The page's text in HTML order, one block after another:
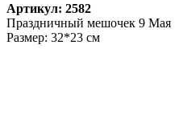
Артикул: 2582
Праздничный мешочек 9 Мая
Размер: 32*23 см